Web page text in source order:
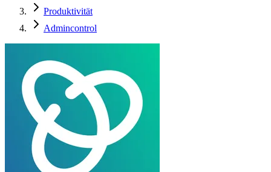
Produktivität
Admincontrol